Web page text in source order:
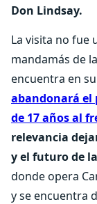
Don Lindsay.
La visita no fue
mandamás de
encuentra en
abandonará el
de 17 años al
relevancia
y el futuro de
donde opera
y se encuentra